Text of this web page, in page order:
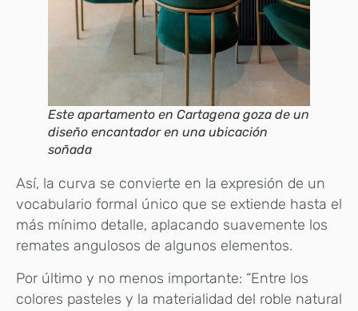
Este apartamento en Cartagena goza de un
diseño encantador en una ubicación
soñada
Así, la curva se convierte en la expresión de un
vocabulario formal único que se extiende hasta el
más mínimo detalle, aplacando suavemente los
remates angulosos de algunos elementos.
Por último y no menos importante: “Entre los
colores pasteles y la materialidad del roble natural